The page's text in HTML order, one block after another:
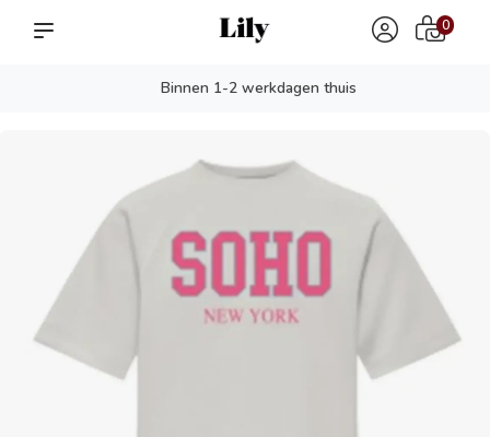
Binnen 1-2 werkdagen thuis
0